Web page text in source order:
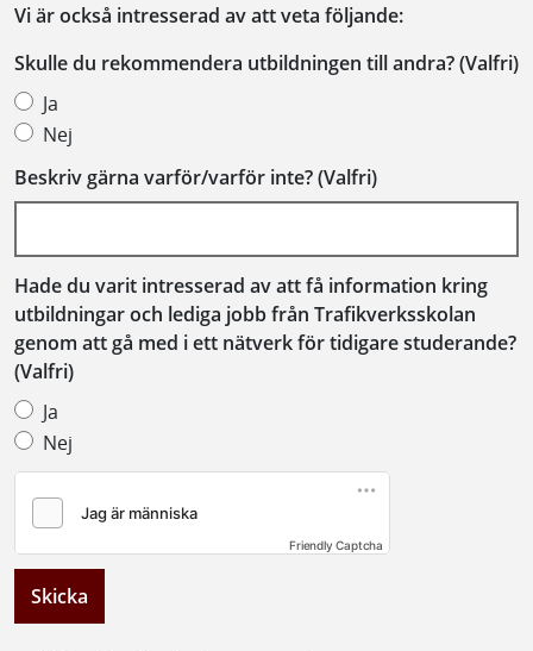
Vi är också intresserad av att veta följande:
Skulle du rekommendera utbildningen till andra? (Valfri)
Ja
Nej
Beskriv gärna varför/varför inte? (Valfri)
Hade du varit intresserad av att få information kring
utbildningar och lediga jobb från Trafikverksskolan
genom att gå med i ett nätverk för tidigare studerande?
(Valfri)
Ja
Nej
Friendly Captcha
Skicka